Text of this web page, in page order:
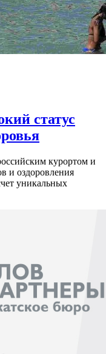
статус
курортом и
и оздоровления
уникальных